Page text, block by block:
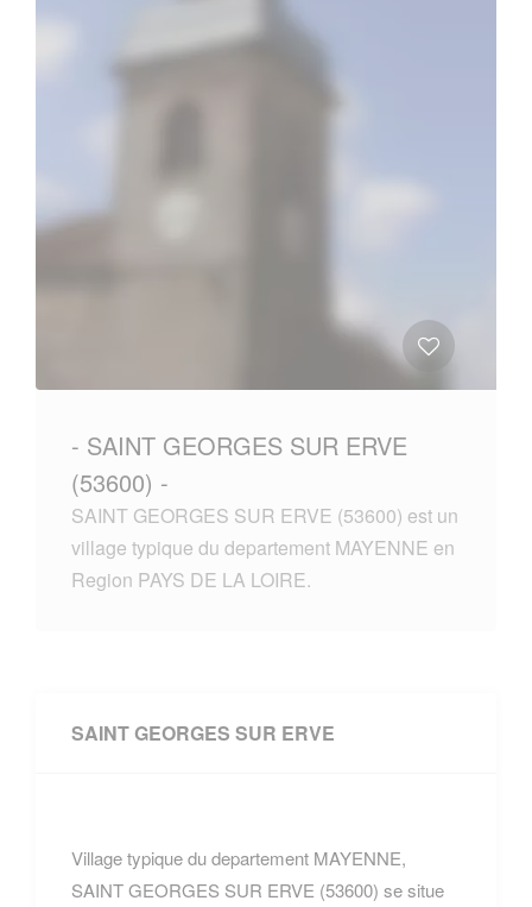
- SAINT GEORGES SUR ERVE
(53600) -
SAINT GEORGES SUR ERVE (53600) est un
village typique du departement MAYENNE en
Region PAYS DE LA LOIRE.
SAINT GEORGES SUR ERVE
Village typique du departement MAYENNE,
SAINT GEORGES SUR ERVE (53600) se situe